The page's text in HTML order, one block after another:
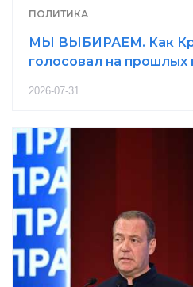
ПОЛИТИКА
МЫ ВЫБИРАЕМ. Как
голосовал на прошлых
2026-07-31